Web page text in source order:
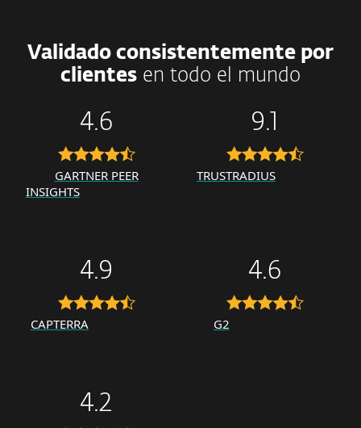
Validado consistentemente por
clientes en todo el mundo
4.6
GARTNER PEER
INSIGHTS
9.1
TRUSTRADIUS
4.9
CAPTERRA
4.6
G2
4.2